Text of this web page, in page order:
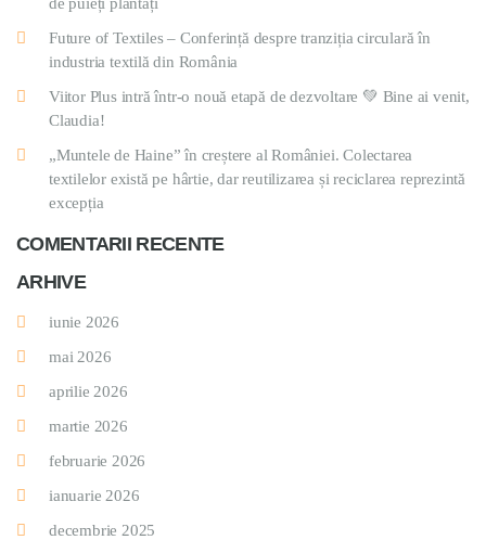
Future of Textiles – Conferință despre tranziția circulară în
industria textilă din România
Viitor Plus intră într-o nouă etapă de dezvoltare 💚 Bine ai venit,
Claudia!
„Muntele de Haine” în creștere al României. Colectarea
textilelor există pe hârtie, dar reutilizarea și reciclarea reprezintă
excepția
COMENTARII RECENTE
ARHIVE
iunie 2026
mai 2026
aprilie 2026
martie 2026
februarie 2026
ianuarie 2026
decembrie 2025